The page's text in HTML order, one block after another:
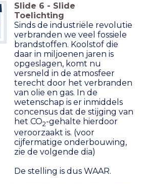
Slide 6 - Slide
Toelichting
Sinds de industriële revolutie
verbranden we veel fossiele
brandstoffen. Koolstof die
daar in miljoenen jaren is
opgeslagen, komt nu
versneld in de atmosfeer
terecht door het verbranden
van olie en gas. In de
wetenschap is er inmiddels
concensus dat de stijging van
het CO2-gehalte hierdoor
veroorzaakt is. (voor
cijfermatige onderbouwing,
zie de volgende dia)
De stelling is dus WAAR.